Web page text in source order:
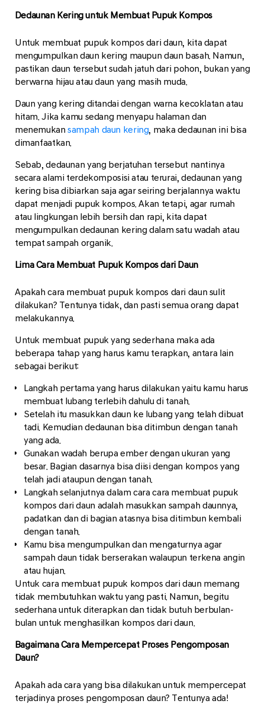
Dedaunan Kering untuk Membuat Pupuk Kompos
Untuk membuat pupuk kompos dari daun, kita dapat
mengumpulkan daun kering maupun daun basah. Namun,
pastikan daun tersebut sudah jatuh dari pohon, bukan yang
berwarna hijau atau daun yang masih muda.
Daun yang kering ditandai dengan warna kecoklatan atau
hitam. Jika kamu sedang menyapu halaman dan
menemukansampah daun kering, maka dedaunan ini bisa
dimanfaatkan.
Sebab, dedaunan yang berjatuhan tersebut nantinya
secara alami terdekomposisi atau terurai, dedaunan yang
kering bisa dibiarkan saja agar seiring berjalannya waktu
dapat menjadi pupuk kompos. Akan tetapi, agar rumah
atau lingkungan lebih bersih dan rapi, kita dapat
mengumpulkan dedaunan kering dalam satu wadah atau
tempat sampah organik.
Lima Cara Membuat Pupuk Kompos dari Daun
Apakah cara membuat pupuk kompos dari daun sulit
dilakukan? Tentunya tidak, dan pasti semua orang dapat
melakukannya.
Untuk membuat pupuk yang sederhana maka ada
beberapa tahap yang harus kamu terapkan, antara lain
sebagai berikut:
Langkah pertama yang harus dilakukan yaitu kamu harus
membuat lubang terlebih dahulu di tanah.
Setelah itu masukkan daun ke lubang yang telah dibuat
tadi. Kemudian dedaunan bisa ditimbun dengan tanah
yang ada.
Gunakan wadah berupa ember dengan ukuran yang
besar. Bagian dasarnya bisa diisi dengan kompos yang
telah jadi ataupun dengan tanah.
Langkah selanjutnya dalam cara cara membuat pupuk
kompos dari daun adalah masukkan sampah daunnya,
padatkan dan di bagian atasnya bisa ditimbun kembali
dengan tanah.
Kamu bisa mengumpulkan dan mengaturnya agar
sampah daun tidak berserakan walaupun terkena angin
atau hujan.
Untuk cara membuat pupuk kompos dari daun memang
tidak membutuhkan waktu yang pasti. Namun, begitu
sederhana untuk diterapkan dan tidak butuh berbulan-
bulan untuk menghasilkan kompos dari daun.
Bagaimana Cara Mempercepat Proses Pengomposan
Daun?
Apakah ada cara yang bisa dilakukan untuk mempercepat
terjadinya proses pengomposan daun? Tentunya ada!